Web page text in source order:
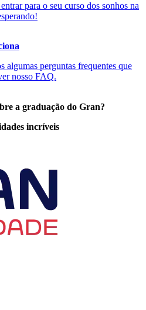
para o seu curso dos sonhos na
algumas perguntas frequentes que
nosso FAQ.
a graduação do Gran?
incríveis